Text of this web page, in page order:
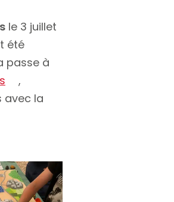
le 3 juillet
été
passe à
,
avec la